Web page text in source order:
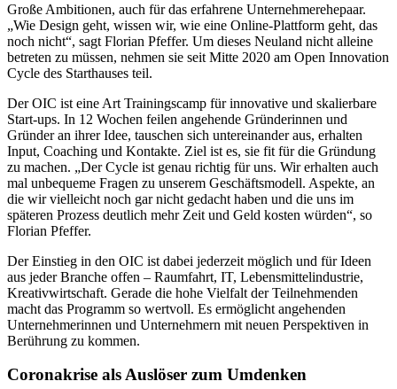
Große Ambitionen, auch für das erfahrene Unternehmerehepaar.
„Wie Design geht, wissen wir, wie eine Online-Plattform geht, das
noch nicht“, sagt Florian Pfeffer. Um dieses Neuland nicht alleine
betreten zu müssen, nehmen sie seit Mitte 2020 am Open Innovation
Cycle des Starthauses teil.
Der OIC ist eine Art Trainingscamp für innovative und skalierbare
Start-ups. In 12 Wochen feilen angehende Gründerinnen und
Gründer an ihrer Idee, tauschen sich untereinander aus, erhalten
Input, Coaching und Kontakte. Ziel ist es, sie fit für die Gründung
zu machen. „Der Cycle ist genau richtig für uns. Wir erhalten auch
mal unbequeme Fragen zu unserem Geschäftsmodell. Aspekte, an
die wir vielleicht noch gar nicht gedacht haben und die uns im
späteren Prozess deutlich mehr Zeit und Geld kosten würden“, so
Florian Pfeffer.
Der Einstieg in den OIC ist dabei jederzeit möglich und für Ideen
aus jeder Branche offen – Raumfahrt, IT, Lebensmittelindustrie,
Kreativwirtschaft. Gerade die hohe Vielfalt der Teilnehmenden
macht das Programm so wertvoll. Es ermöglicht angehenden
Unternehmerinnen und Unternehmern mit neuen Perspektiven in
Berührung zu kommen.
Coronakrise als Auslöser zum Umdenken